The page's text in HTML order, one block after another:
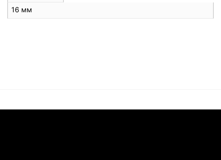
16 мм